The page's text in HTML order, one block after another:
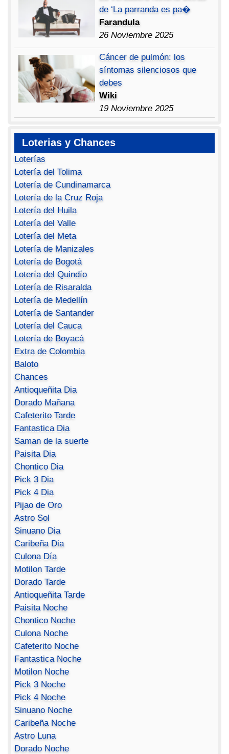
de ‘La parranda es pa�
Farandula
26 Noviembre 2025
Cáncer de pulmón: los
síntomas silenciosos que
debes
Wiki
19 Noviembre 2025
Loterias y Chances
Loterías
Lotería del Tolima
Lotería de Cundinamarca
Lotería de la Cruz Roja
Lotería del Huila
Lotería del Valle
Lotería del Meta
Lotería de Manizales
Lotería de Bogotá
Lotería del Quindío
Lotería de Risaralda
Lotería de Medellín
Lotería de Santander
Lotería del Cauca
Lotería de Boyacá
Extra de Colombia
Baloto
Chances
Antioqueñita Dia
Dorado Mañana
Cafeterito Tarde
Fantastica Dia
Saman de la suerte
Paisita Dia
Chontico Dia
Pick 3 Dia
Pick 4 Dia
Pijao de Oro
Astro Sol
Sinuano Dia
Caribeña Dia
Culona Día
Motilon Tarde
Dorado Tarde
Antioqueñita Tarde
Paisita Noche
Chontico Noche
Culona Noche
Cafeterito Noche
Fantastica Noche
Motilon Noche
Pick 3 Noche
Pick 4 Noche
Sinuano Noche
Caribeña Noche
Astro Luna
Dorado Noche